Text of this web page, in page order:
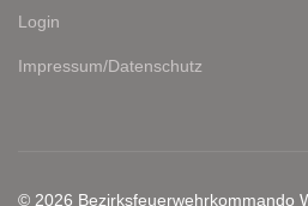
Login
Impressum/Datenschutz
© 2026 Bezirksfeuerwehrkommando